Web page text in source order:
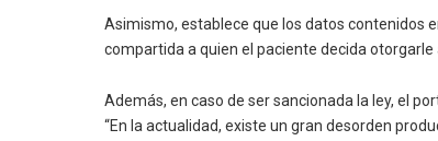
Asimismo, establece que los datos contenidos
compartida a quien el paciente decida
Además, en caso de ser sancionada la ley, el
“En la actualidad, existe un gran desorden